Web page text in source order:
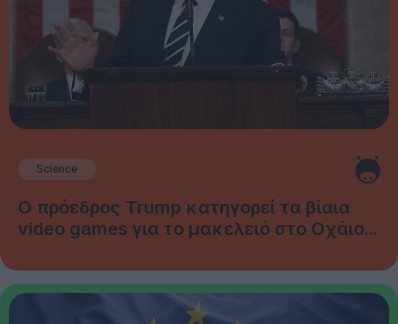
Science
Ο πρόεδρος Trump κατηγορεί τα βίαια
video games για το μακελειό στο Οχάιο...